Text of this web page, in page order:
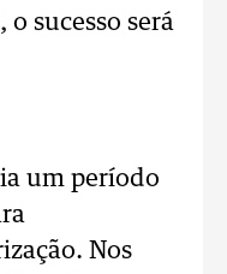
sucesso será
um período
Nos